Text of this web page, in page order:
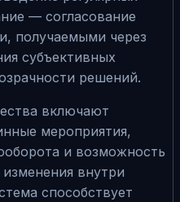
— согласование
получаемыми через
субъективных
решений.
включают
мероприятия,
и возможность
внутри
способствует